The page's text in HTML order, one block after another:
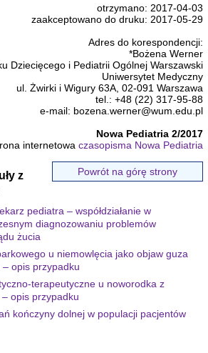
otrzymano: 2017-04-03
zaakceptowano do druku: 2017-05-29
Adres do korespondencji:
*Bożena Werner
Dziecięcego i Pediatrii Ogólnej Warszawski
Uniwersytet Medyczny
ul. Żwirki i Wigury 63A, 02-091 Warszawa
tel.: +48 (22) 317-95-88
e-mail: bozena.werner@wum.edu.pl
Nowa Pediatria 2/2017
internetowaczasopisma Nowa Pediatria
Powrót na górę strony
z
pediatra – współdziałanie w
diagnozowaniu problemów
żucia
u niemowlęcia jako objaw guza
– opis przypadku
terapeutyczne u noworodka z
opis przypadku
kończyny dolnej w populacji pacjentów